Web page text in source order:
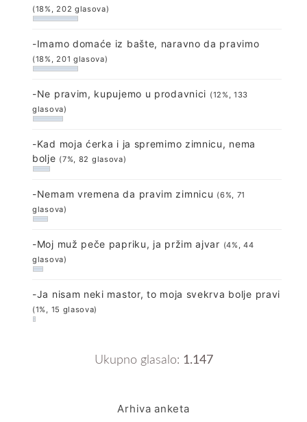
(18%, 202 glasova)
-Imamo domaće iz bašte, naravno da pravimo
(18%, 201 glasova)
-Ne pravim, kupujemo u prodavnici (12%, 133
glasova)
-Kad moja ćerka i ja spremimo zimnicu, nema
bolje (7%, 82 glasova)
-Nemam vremena da pravim zimnicu (6%, 71
glasova)
-Moj muž peče papriku, ja pržim ajvar (4%, 44
glasova)
-Ja nisam neki mastor, to moja svekrva bolje pravi
(1%, 15 glasova)
Ukupno glasalo: 1.147
Arhiva anketa